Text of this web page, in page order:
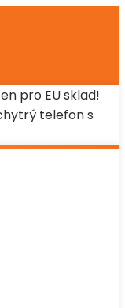
pro EU sklad!
telefon s